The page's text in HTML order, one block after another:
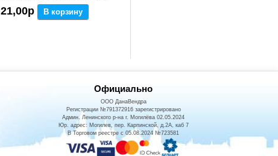
21,00р В корзину
Официально
ООО ДанаВендра
Регистрации №791372916 зарегистрировано
Админ. Ленинского р-на г. Могилёва 02.05.2024
Юр. адрес: Могилев, пер. Карпинской, д.2А, каб 7
В Торговом реестре с 05.08.2024 №723581